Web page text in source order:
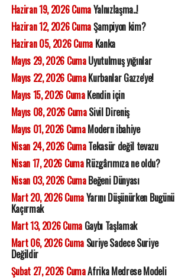
Haziran 19, 2026 CumaYalnızlaşma..!
Haziran 12, 2026 CumaŞampiyon kim?
Haziran 05, 2026 CumaKanka
Mayıs 29, 2026 CumaUyutulmuş yığınlar
Mayıs 22, 2026 CumaKurbanlar Gazze'ye!
Mayıs 15, 2026 CumaKendin için
Mayıs 08, 2026 CumaSivil Direniş
Mayıs 01, 2026 CumaModern ibahiye
Nisan 24, 2026 CumaTekasür değil tevazu
Nisan 17, 2026 CumaRüzgârımıza ne oldu?
Nisan 03, 2026 CumaBeğeni Dünyası
Mart 20, 2026 CumaYarını Düşünürken Bugünü
Kaçırmak
Mart 13, 2026 CumaGaybı Taşlamak
Mart 06, 2026 CumaSuriye Sadece Suriye
Değildir
Şubat 27, 2026 CumaAfrika Medrese Modeli